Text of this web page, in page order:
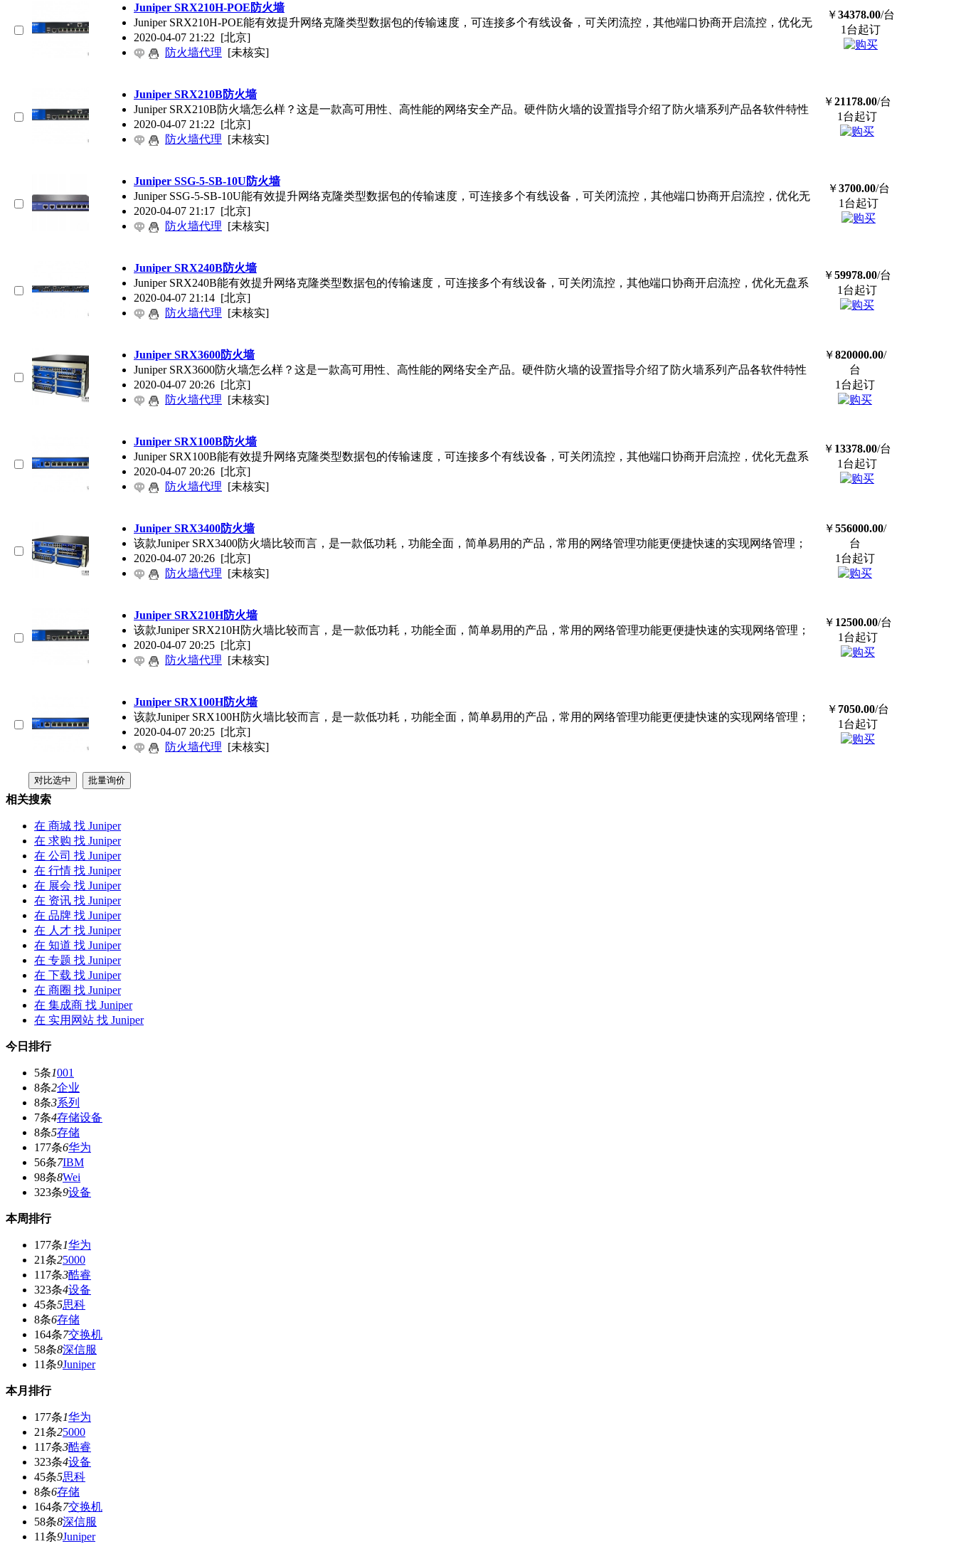
Juniper SRX210H-POE防火墙
JuniperSRX210H-POE能有效提升网络克隆类型数据包的传输速度，可连接多个有线设备，可关闭流控，其他端口协商开启流控，优化无
2020-04-07 21:22 [北京]
防火墙代理 [未核实]
￥34378.00/台
1台起订
Juniper SRX210B防火墙
JuniperSRX210B防火墙怎么样？这是一款高可用性、高性能的网络安全产品。硬件防火墙的设置指导介绍了防火墙系列产品各软件特性
2020-04-07 21:22 [北京]
防火墙代理 [未核实]
￥21178.00/台
1台起订
Juniper SSG-5-SB-10U防火墙
JuniperSSG-5-SB-10U能有效提升网络克隆类型数据包的传输速度，可连接多个有线设备，可关闭流控，其他端口协商开启流控，优化无
2020-04-07 21:17 [北京]
防火墙代理 [未核实]
￥3700.00/台
1台起订
Juniper SRX240B防火墙
JuniperSRX240B能有效提升网络克隆类型数据包的传输速度，可连接多个有线设备，可关闭流控，其他端口协商开启流控，优化无盘系
2020-04-07 21:14 [北京]
防火墙代理 [未核实]
￥59978.00/台
1台起订
Juniper SRX3600防火墙
JuniperSRX3600防火墙怎么样？这是一款高可用性、高性能的网络安全产品。硬件防火墙的设置指导介绍了防火墙系列产品各软件特性
2020-04-07 20:26 [北京]
防火墙代理 [未核实]
￥820000.00/
台
1台起订
Juniper SRX100B防火墙
JuniperSRX100B能有效提升网络克隆类型数据包的传输速度，可连接多个有线设备，可关闭流控，其他端口协商开启流控，优化无盘系
2020-04-07 20:26 [北京]
防火墙代理 [未核实]
￥ 13378.00/台
1台起订
Juniper SRX3400防火墙
该款JuniperSRX3400防火墙比较而言，是一款低功耗，功能全面，简单易用的产品，常用的网络管理功能更便捷快速的实现网络管理；
2020-04-07 20:26 [北京]
防火墙代理 [未核实]
￥556000.00/
台
1台起订
Juniper SRX210H防火墙
该款JuniperSRX210H防火墙比较而言，是一款低功耗，功能全面，简单易用的产品，常用的网络管理功能更便捷快速的实现网络管理；
2020-04-07 20:25 [北京]
防火墙代理 [未核实]
￥ 12500.00/台
1台起订
Juniper SRX100H防火墙
该款JuniperSRX100H防火墙比较而言，是一款低功耗，功能全面，简单易用的产品，常用的网络管理功能更便捷快速的实现网络管理；
2020-04-07 20:25 [北京]
防火墙代理 [未核实]
￥ 7050.00/台
1台起订
相关搜索
在 商城 找 Juniper
在 求购 找 Juniper
在 公司 找 Juniper
在 行情 找 Juniper
在 展会 找 Juniper
在 资讯 找 Juniper
在 品牌 找 Juniper
在 人才 找 Juniper
在 知道 找 Juniper
在 专题 找 Juniper
在 下载 找 Juniper
在 商圈 找 Juniper
在 集成商 找 Juniper
在 实用网站 找 Juniper
今日排行
5条1001
8条2企业
8条3系列
7条4存储设备
8条5存储
177条6华为
56条7IBM
98条8Wei
323条9设备
本周排行
177条1华为
21条25000
117条3酷睿
323条4设备
45条5思科
8条6存储
164条7交换机
58条8深信服
11条9Juniper
本月排行
177条1华为
21条25000
117条3酷睿
323条4设备
45条5思科
8条6存储
164条7交换机
58条8深信服
11条9Juniper